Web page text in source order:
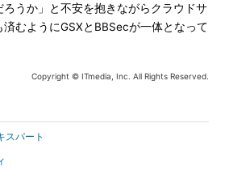
うか」と不安を抱きながらクラウドサ
むようにGSXとBBSecが一体となって
Copyright © ITmedia, Inc. All Rights Reserved.
スパート